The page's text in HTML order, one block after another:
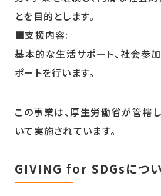
とを目的とします。
■支援内容:
基本的な生活サポート、社会参
ポートを行います。
この事業は、厚生労働省が管轄
いて実施されています。
GIVING for SDGsにつ